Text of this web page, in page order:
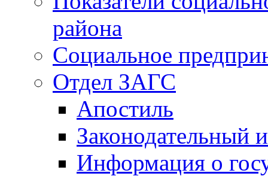
района
Социальное
Отдел ЗАГС
Апостиль
Законодательный
Информация о